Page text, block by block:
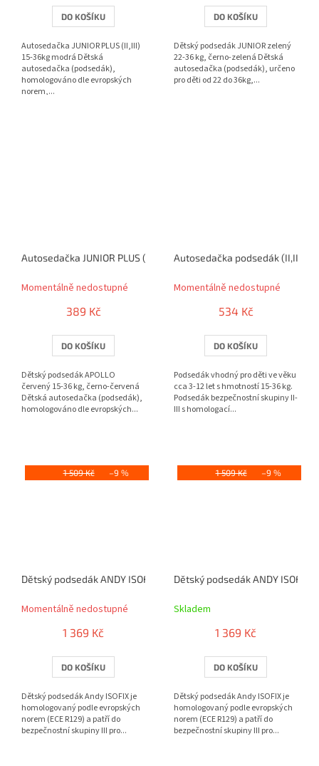
DO KOŠÍKU
Autosedačka JUNIOR PLUS (II,III)
15-36kg modrá Dětská
autosedačka (podsedák),
homologováno dle evropských
norem,...
DO KOŠÍKU
Dětský podsedák JUNIOR zelený
22-36 kg, černo-zelená Dětská
autosedačka (podsedák), určeno
pro děti od 22 do 36kg,...
Autosedačka JUNIOR PLUS (II,III) 15-36kg červená
Momentálně nedostupné
389 Kč
DO KOŠÍKU
Dětský podsedák APOLLO
červený 15-36 kg, černo-červená
Dětská autosedačka (podsedák),
homologováno dle evropských...
Autosedačka podsedák (II,III)
Momentálně nedostupné
534 Kč
DO KOŠÍKU
Podsedák vhodný pro děti ve věku
cca 3-12 let s hmotností 15-36 kg.
Podsedák bezpečnostní skupiny II-
III s homologací...
1 509 Kč –9 %
Dětský podsedák ANDY ISOFIX červená
Momentálně nedostupné
1 369 Kč
DO KOŠÍKU
Dětský podsedák Andy ISOFIX je
homologovaný podle evropských
norem (ECE R129) a patří do
bezpečnostní skupiny III pro...
1 509 Kč –9 %
Dětský podsedák ANDY ISOFIX
Skladem
1 369 Kč
DO KOŠÍKU
Dětský podsedák Andy ISOFIX je
homologovaný podle evropských
norem (ECE R129) a patří do
bezpečnostní skupiny III pro...